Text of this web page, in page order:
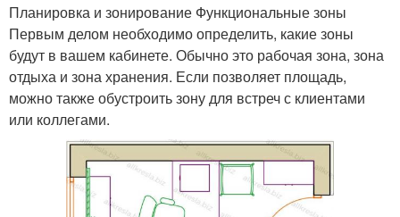
Планировка и зонирование Функциональные зоны
Первым делом необходимо определить, какие зоны
будут в вашем кабинете. Обычно это рабочая зона, зона
отдыха и зона хранения. Если позволяет площадь,
можно также обустроить зону для встреч с клиентами
или коллегами.